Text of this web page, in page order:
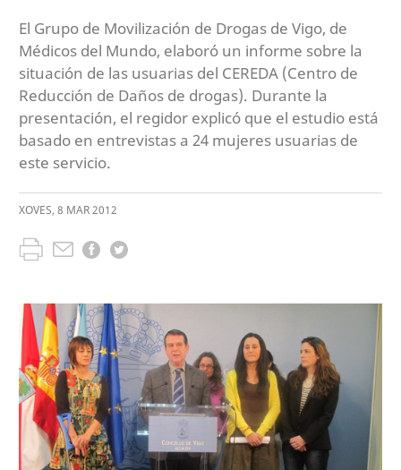
El Grupo de Movilización de Drogas de Vigo, de
Médicos del Mundo, elaboró un informe sobre la
situación de las usuarias del CEREDA (Centro de
Reducción de Daños de drogas). Durante la
presentación, el regidor explicó que el estudio está
basado en entrevistas a 24 mujeres usuarias de
este servicio.
XOVES, 8 MAR2012